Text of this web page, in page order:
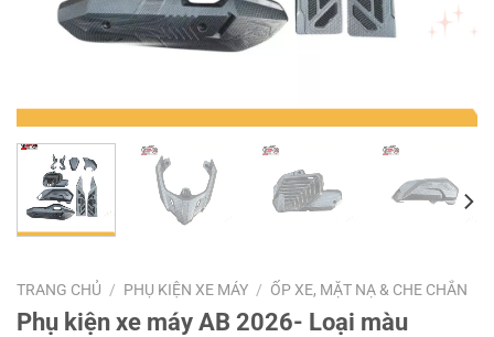
TRANG CHỦ / PHỤ KIỆN XE MÁY / ỐP XE, MẶT NẠ & CHE CHẮN
Phụ kiện xe máy AB 2026- Loại màu